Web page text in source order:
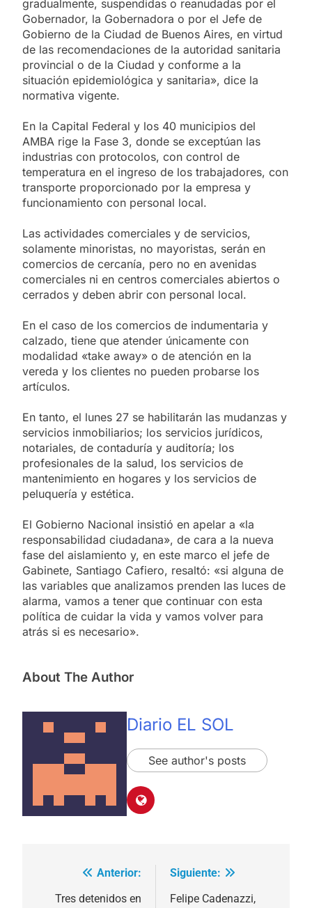
gradualmente, suspendidas o reanudadas por el
Gobernador, la Gobernadora o por el Jefe de
Gobierno de la Ciudad de Buenos Aires, en virtud
de las recomendaciones de la autoridad sanitaria
provincial o de la Ciudad y conforme a la
situación epidemiológica y sanitaria», dice la
normativa vigente.
En la Capital Federal y los 40 municipios del
AMBA rige la Fase 3, donde se exceptúan las
industrias con protocolos, con control de
temperatura en el ingreso de los trabajadores, con
transporte proporcionado por la empresa y
funcionamiento con personal local.
Las actividades comerciales y de servicios,
solamente minoristas, no mayoristas, serán en
comercios de cercanía, pero no en avenidas
comerciales ni en centros comerciales abiertos o
cerrados y deben abrir con personal local.
En el caso de los comercios de indumentaria y
calzado, tiene que atender únicamente con
modalidad «take away» o de atención en la
vereda y los clientes no pueden probarse los
artículos.
En tanto, el lunes 27 se habilitarán las mudanzas y
servicios inmobiliarios; los servicios jurídicos,
notariales, de contaduría y auditoría; los
profesionales de la salud, los servicios de
mantenimiento en hogares y los servicios de
peluquería y estética.
El Gobierno Nacional insistió en apelar a «la
responsabilidad ciudadana», de cara a la nueva
fase del aislamiento y, en este marco el jefe de
Gabinete, Santiago Cafiero, resaltó: «si alguna de
las variables que analizamos prenden las luces de
alarma, vamos a tener que continuar con esta
política de cuidar la vida y vamos volver para
atrás si es necesario».
About The Author
Diario EL SOL
See author's posts
Navegación
Anterior:
Tres detenidos en
Siguiente:
Felipe Cadenazzi,